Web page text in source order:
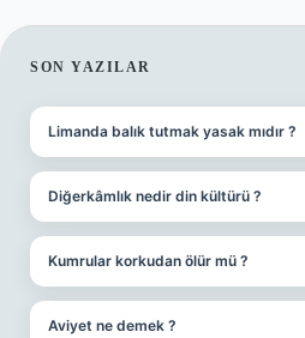
SIDEBAR
SON YAZILAR
Limanda balık tutmak yasak mıdır ?
Diğerkâmlık nedir din kültürü ?
Kumrular korkudan ölür mü ?
Aviyet ne demek ?